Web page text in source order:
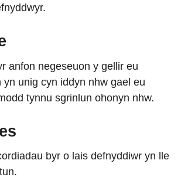
anfon negeseuon y gellir eu
yn unig cyn iddyn nhw gael eu
tynnu sgrinlun ohonyn nhw.
byr o lais defnyddiwr yn lle